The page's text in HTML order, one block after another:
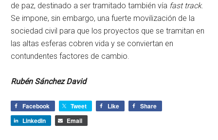
de paz, destinado a ser tramitado también vía fast track.
Se impone, sin embargo, una fuerte movilización de la
sociedad civil para que los proyectos que se tramitan en
las altas esferas cobren vida y se conviertan en
contundentes factores de cambio.
Rubén Sánchez David
Facebook Tweet Like
Share
LinkedIn
Email